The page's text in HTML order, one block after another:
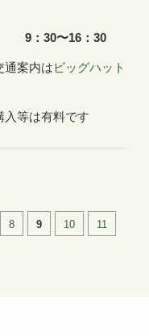
9：30〜16：30
通案内は ビッグハット
等は有料です
8 9 10 11